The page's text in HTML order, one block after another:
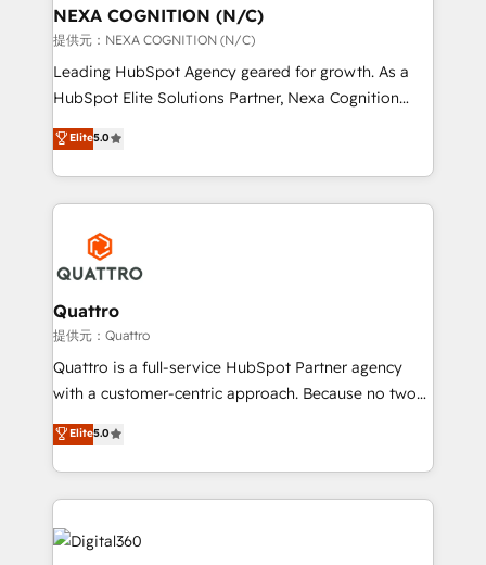
the world. Our human approach to digital
transformation is designed for businesses who want
to grow. And we're passionate about APAC
businesses leading the world in technology, agility
record migrating businesses from CRM & Marketing
Platforms such as Salesforce, Dynamics, Pipedrive,
with attract and retain customers, manage their
business people and processes, and how they
NEXA COGNITION (N/C)
提供元：NEXA COGNITION (N/C)
Leading HubSpot Agency geared for growth. As a
HubSpot Elite Solutions Partner, Nexa Cognition
ranks in the top 1% of global HubSpot Partners and
has been one of the longest-standing partners since
2012. We empower businesses to harness the full
potential of HubSpot by combining strategic
insights with technical excellence, we deliver
bespoke HubSpot solutions tailored to drive
measurable growth and operational efficiency. Why
Choose Nexa Cognition? 🚀 HubSpot Expertise: Our
certified team specialises in CRM implementation,
marketing automation, and revenue operations. 🤝
Custom Solutions: From onboarding and
HubSpot with your business needs. 🌟 Proven
Results: We’ve helped businesses of all sizes
Packages: Choose ongoing support or project-based
Elite5.0
Quattro
提供元：Quattro
Quattro is a full-service HubSpot Partner agency
with a customer-centric approach. Because no two
clients have the same needs, Quattro offer a
bespoke approach for every client. Services include
business growth strategies, sales enablement, CRM
set-up, Migrations, Integrations, Enterprise level
Sales Hub, Marketing Hub, Customer Support Hub,
Ops Hub Software, inbound marketing strategy,
Elite5.0